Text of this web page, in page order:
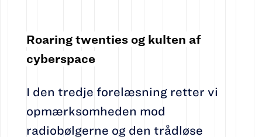
Roaring twenties og kulten af
cyberspace
I den tredje forelæsning retter vi
opmærksomheden mod
radiobølgerne og den trådløse